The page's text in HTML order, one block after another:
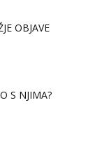
OBJAVE
S NJIMA?